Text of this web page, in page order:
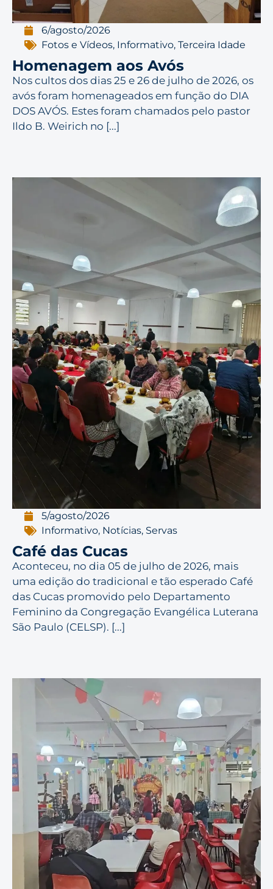
6/agosto/2026
Fotos e Vídeos, Informativo,Terceira Idade
Homenagem aos Avós
Nos cultos dos dias 25 e 26 de julho de 2026, os
avós foram homenageados em função do DIA
DOS AVÓS. Estes foram chamados pelo pastor
Ildo B. Weirich no [...]
5/agosto/2026
Informativo, Notícias, Servas
Café das Cucas
Aconteceu, no dia 05 de julho de 2026, mais
uma edição do tradicional e tão esperado Café
das Cucas promovido pelo Departamento
Feminino da Congregação Evangélica Luterana
São Paulo (CELSP). [...]